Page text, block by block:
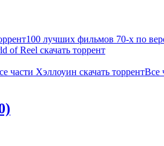
100 лучших фильмов 70-х по
Reel скачать торрент
части Хэллоуин скачать торрентВсе